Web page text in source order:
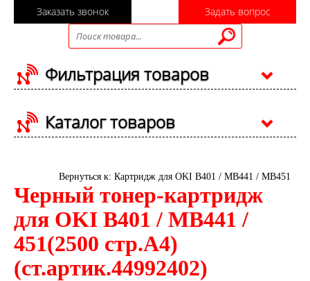
Заказать звонок Задать вопрос
Фильтрация товаров
Каталог товаров
Вернуться к: Картридж для OKI B401 / MB441 / MB451
Черный тонер-картридж
для OKI B401 / MB441 /
451(2500 стр.А4)
(ст.артик.44992402)